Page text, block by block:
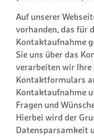
Auf unserer
vorhanden, das für
Kontaktaufnahme
Sie uns über das
verarbeiten wir Ihre
Kontaktformulars
Kontaktaufnahme
Fragen und
Hierbei wird der
Datensparsamkeit